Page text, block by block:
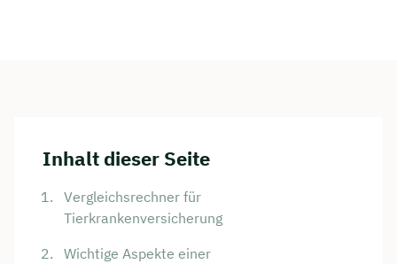
Inhalt dieser Seite
Vergleichsrechner für
Tierkrankenversicherung
Wichtige Aspekte einer